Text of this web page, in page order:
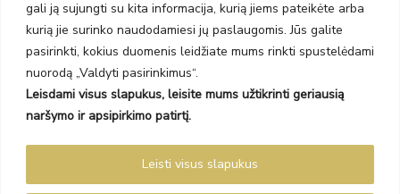
gali ją sujungti su kita informacija, kurią jiems pateikėte arba
kurią jie surinko naudodamiesi jų paslaugomis. Jūs galite
pasirinkti, kokius duomenis leidžiate mums rinkti spustelėdami
nuorodą „Valdyti pasirinkimus“.
Leisdami visus slapukus, leisite mums užtikrinti geriausią
naršymo ir apsipirkimo patirtį.
Leisti visus slapukus
SIŲSTI